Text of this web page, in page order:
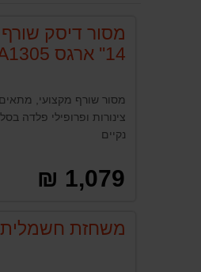
מסור דיסק
14'' ארגס ARGES A1305
מסור שורף מקצועי,
צינורות ופרופילי פלדה
נקיים
1,079 ₪
משחזת חשמלית 9 אינץ׳